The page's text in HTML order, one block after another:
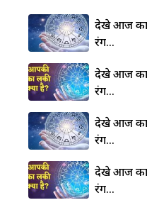
देखे आज
रंग…
देखे आज
रंग…
देखे आज
रंग…
देखे आज
रंग…